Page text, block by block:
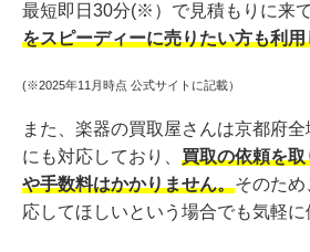
最短即日30分(※）で見積もりに来
をスピーディーに売りたい方も利
(※2025年11月時点 公式サイトに記載）
また、楽器の買取屋さんは京都府
にも対応しており、 買取の依頼を
や手数料はかかりません。そのた
応してほしいという場合でも気軽に